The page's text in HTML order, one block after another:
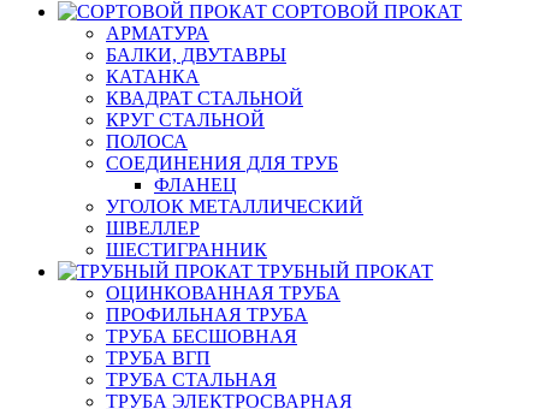
СОРТОВОЙ ПРОКАТ
АРМАТУРА
БАЛКИ, ДВУТАВРЫ
КАТАНКА
КВАДРАТ СТАЛЬНОЙ
КРУГ СТАЛЬНОЙ
ПОЛОСА
СОЕДИНЕНИЯ ДЛЯ ТРУБ
ФЛАНЕЦ
УГОЛОК МЕТАЛЛИЧЕСКИЙ
ШВЕЛЛЕР
ШЕСТИГРАННИК
ТРУБНЫЙ ПРОКАТ
ОЦИНКОВАННАЯ ТРУБА
ПРОФИЛЬНАЯ ТРУБА
ТРУБА БЕСШОВНАЯ
ТРУБА ВГП
ТРУБА СТАЛЬНАЯ
ТРУБА ЭЛЕКТРОСВАРНАЯ